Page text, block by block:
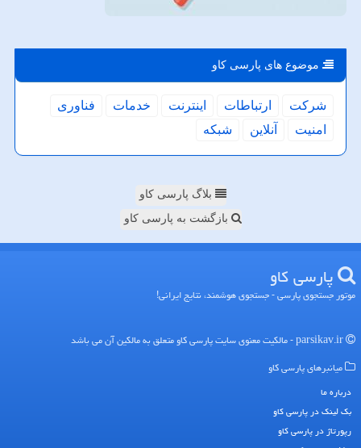
موضوع های پارسی كاو
شركت ارتباطات اینترنت خدمات
فناوری
امنیت
آنلاین شبكه
بلاگ پارسی کاو
بازگشت به پارسی کاو
پارسی كاو
موتور جستجوی پارسی - جستجوی هوشمند، نتایج ایرانی!
میانبرهای پارسی كاو
درباره ما
بک لینک در پارسی كاو
رپورتاژ در پارسی كاو